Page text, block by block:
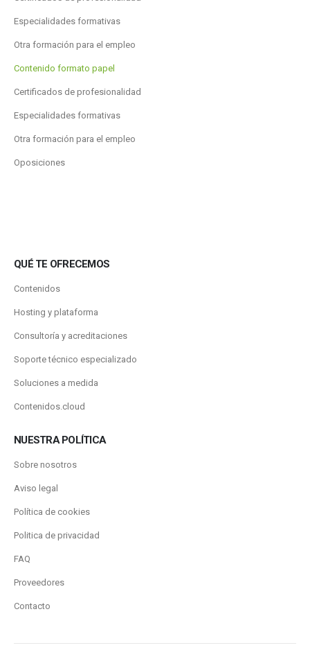
Especialidades formativas
Otra formación para el empleo
Contenido formato papel
Certificados de profesionalidad
Especialidades formativas
Otra formación para el empleo
Oposiciones
QUÉ TE OFRECEMOS
Contenidos
Hosting y plataforma
Consultoría y acreditaciones
Soporte técnico especializado
Soluciones a medida
Contenidos.cloud
NUESTRA POLÍTICA
Sobre nosotros
Aviso legal
Política de cookies
Politica de privacidad
FAQ
Proveedores
Contacto